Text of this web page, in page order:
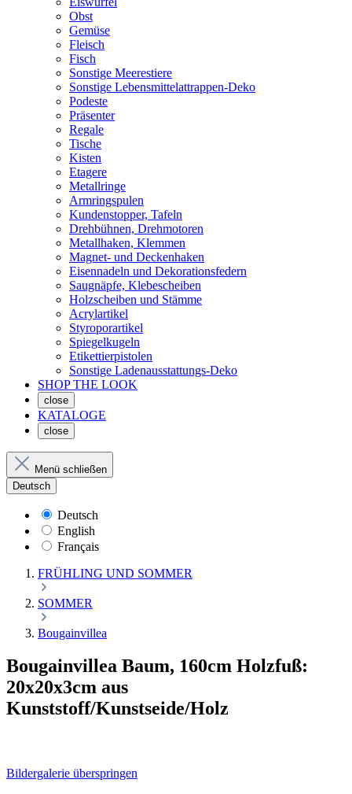
Obst
Gemüse
Fleisch
Fisch
Sonstige Meerestiere
Sonstige Lebensmittelattrappen-Deko
Podeste
Präsenter
Regale
Tische
Kisten
Etagere
Metallringe
Armringspulen
Kundenstopper, Tafeln
Drehbühnen, Drehmotoren
Metallhaken, Klemmen
Magnet- und Deckenhaken
Eisennadeln und Dekorationsfedern
Saugnäpfe, Klebescheiben
Holzscheiben und Stämme
Acrylartikel
Styroporartikel
Spiegelkugeln
Etikettierpistolen
Sonstige Ladenausstattungs-Deko
SHOP THE LOOK
close
KATALOGE
close
Menü schließen
Deutsch
Deutsch
English
Français
FRÜHLING UND SOMMER
SOMMER
Bougainvillea
Bougainvillea Baum, 160cm Holzfuß:
20x20x3cm aus
Kunststoff/Kunstseide/Holz
Bildergalerie überspringen